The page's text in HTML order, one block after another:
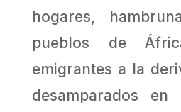
hogares,
pueblos de
emigrantes a la
desamparados